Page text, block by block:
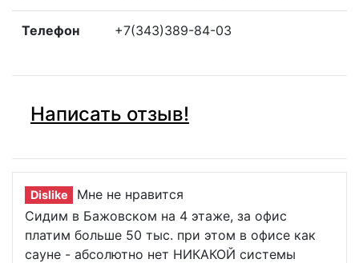
Телефон +7(343)389-84-03
Написать отзыв!
Dislike
Мне не нравится
Сидим в Бажовском на 4 этаже, за офис
платим больше 50 тыс. при этом в офисе как
сауне - абсолютно нет НИКАКОЙ системы